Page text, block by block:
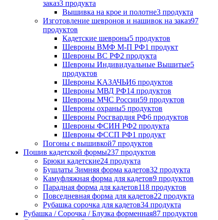
заказ3 продукта
Вышивка на крое и полотне3 продукта
Изготовление шевронов и нашивок на заказ97
продуктов
Кадетские шевроны5 продуктов
Шевроны ВМФ М-П РФ1 продукт
Шевроны ВС РФ2 продукта
Шевроны Индивидуальные Вышитые5
продуктов
Шевроны КАЗАЧЬИ6 продуктов
Шевроны МВД РФ14 продуктов
Шевроны МЧС России59 продуктов
Шевроны охраны5 продуктов
Шевроны Росгвардия РФ6 продуктов
Шевроны ФСИН РФ2 продукта
Шевроны ФССП РФ1 продукт
Погоны с вышивкой7 продуктов
Пошив кадетской формы237 продуктов
Брюки кадетские24 продукта
Бушлаты Зимняя форма кадетов32 продукта
Камуфляжная форма для кадетов9 продуктов
Парадная форма для кадетов118 продуктов
Повседневная форма для кадетов22 продукта
Рубашка сорочка для кадетов34 продукта
Рубашка / Сорочка / Блузка форменная87 продуктов